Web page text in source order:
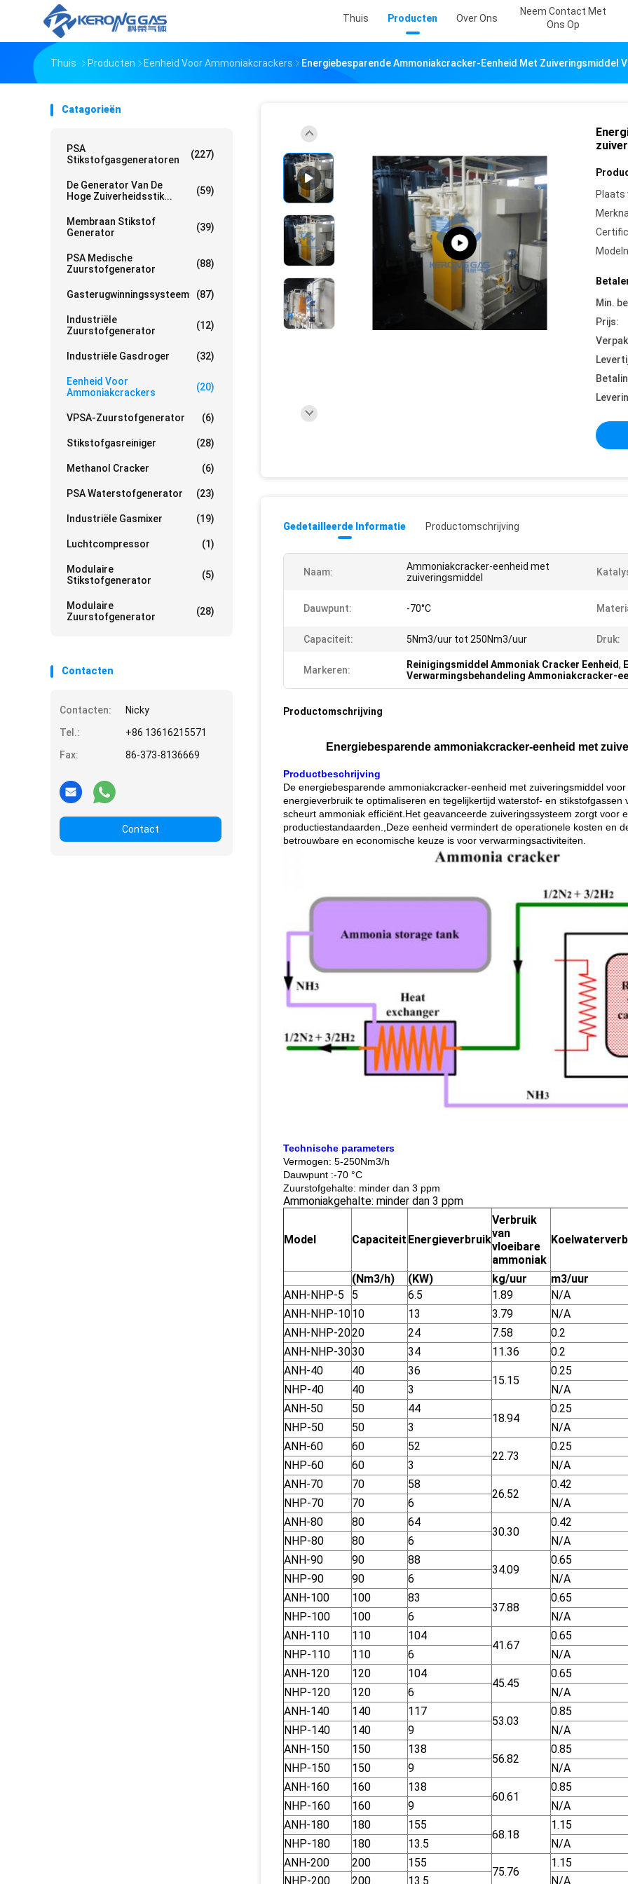
Thuis Producten Over Ons
Neem Contact Met
Ons Op
Thuis Producten Eenheid Voor Ammoniakcrackers Energiebesparende Ammoniakcracker-Eenheid Met Zuiveringsmiddel
Catagorieën
PSA
Stikstofgasgeneratoren
(227)
De Generator Van De
Hoge Zuiverheidsstik...
(59)
Membraan Stikstof
Generator
(39)
PSA Medische
Zuurstofgenerator
(88)
Gasterugwinningssysteem (87)
Industriële
Zuurstofgenerator
(12)
Industriële Gasdroger (32)
Eenheid Voor
Ammoniakcrackers
(20)
VPSA-Zuurstofgenerator (6)
Stikstofgasreiniger (28)
Methanol Cracker (6)
PSA Waterstofgenerator (23)
Industriële Gasmixer (19)
Luchtcompressor (1)
Modulaire
Stikstofgenerator
(5)
Modulaire
Zuurstofgenerator
(28)
Contacten
Contacten:
Nicky
Tel.:
+86 13616215571
Fax:
86-373-8136669
Contact
Plaats
Min.
Prijs:
Gedetailleerde Informatie Productomschrijving
Naam:
Ammoniakcracker-eenheid met
zuiveringsmiddel
Dauwpunt: -70°C
Capaciteit: 5Nm3/uur tot 250Nm3/uur Druk:
Markeren: Reinigingsmiddel Ammoniak Cracker Eenheid,
Verwarmingsbehandeling Ammoniakcracker-
Productomschrijving
Energiebesparende ammoniakcracker-eenheid met
Productbeschrijving
De energiebesparende ammoniakcracker-eenheid met zuiveringsmiddel
energieverbruik te optimaliseren en tegelijkertijd waterstof- en
scheurt ammoniak efficiënt.Het geavanceerde zuiveringssysteem zorgt voor
productiestandaarden.,Deze eenheid vermindert de operationele kosten en
betrouwbare en economische keuze is voor verwarmingsactiviteiten.
Technische parameters
Vermogen: 5-250Nm3/h
Dauwpunt :-70 °C
Zuurstofgehalte: minder dan 3 ppm
Ammoniakgehalte: minder dan 3 ppm
Model Capaciteit Energieverbruik
Verbruik
van
vloeibare
ammoniak
(Nm3/h) (KW) kg/uur
m3/uur
ANH-NHP-5
5 6.5 1.89
N/A
ANH-NHP-1010 13 3.79
N/A
ANH-NHP-2020 24 7.58
0.2
ANH-NHP-3030 34 11.36
0.2
ANH-40
40 36
15.15
0.25
NHP-40
40 3
N/A
ANH-50
50 44
18.94
0.25
NHP-50
50 3
N/A
ANH-60
60 52
22.73
0.25
NHP-60
60 3
N/A
ANH-70
70 58
26.52
0.42
NHP-70
70 6
N/A
ANH-80
80 64
30.30
0.42
NHP-80
80 6
N/A
ANH-90
90 88
34.09
0.65
NHP-90
90 6
N/A
ANH-100
100 83
37.88
0.65
NHP-100
100 6
N/A
ANH-110
110 104
41.67
0.65
NHP-110
110 6
N/A
ANH-120
120 104
45.45
0.65
NHP-120
120 6
N/A
ANH-140
140 117
53.03
0.85
NHP-140
140 9
N/A
ANH-150
150 138
56.82
0.85
NHP-150
150 9
N/A
ANH-160
160 138
60.61
0.85
NHP-160
160 9
N/A
ANH-180
180 155
68.18
1.15
NHP-180
180 13.5
N/A
ANH-200
200 155
75.76
1.15
NHP-200
200 13.5 N/A